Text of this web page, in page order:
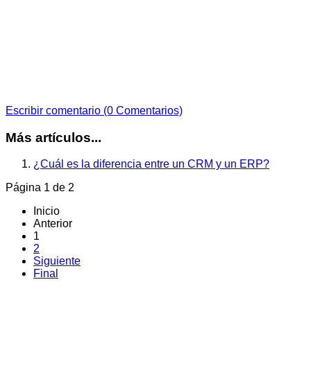
Escribir comentario (0 Comentarios)
Más artículos...
¿Cuál es la diferencia entre un CRM y un ERP?
Página 1 de 2
Inicio
Anterior
1
2
Siguiente
Final